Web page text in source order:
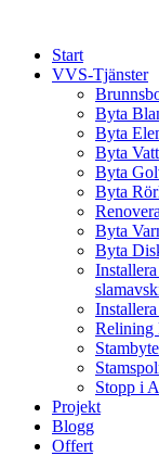
contentStart
VVS-Tjänster
Byta
Byta
Byta
Byta
Byta
Byta
Byta
Relining
Stopp i
Projekt
Blogg
Offert